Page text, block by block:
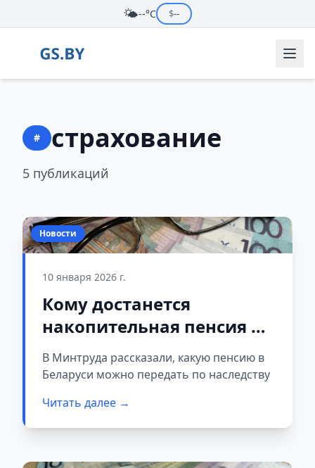
🌤️--°C $--
# страхование
5 публикаций
Новости
10 января 2026 г.
Кому достанется
накопительная пенсия в
случае смерти её
владельца
В Минтруда рассказали, какую пенсию в
Беларуси можно передать по наследству
Читать далее →